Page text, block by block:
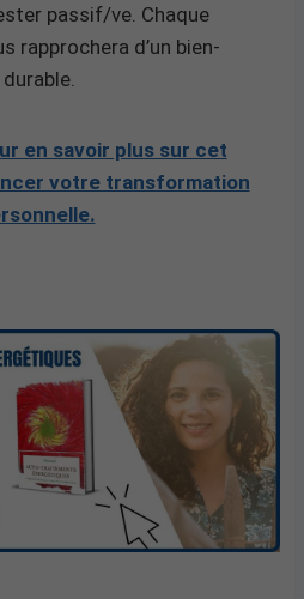
passif/ve. Chaque
rapprochera d’un bien-
en savoir plus sur cet
votre transformation